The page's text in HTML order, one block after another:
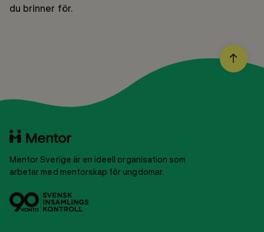
du brinner för.
BACK
TO
Till
Mentor Sverige är en ideell organisation som
arbetar med mentorskap för ungdomar.
Svensk
insamlingskontroll